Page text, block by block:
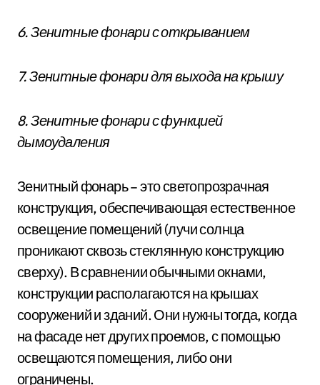
6. Зенитные фонари с открыванием
7. Зенитные фонари для выхода на крышу
8. Зенитные фонари с функцией
дымоудаления
Зенитный фонарь – это светопрозрачная
конструкция, обеспечивающая естественное
освещение помещений (лучи солнца
проникают сквозь стеклянную конструкцию
сверху). В сравнении обычными окнами,
конструкции располагаются на крышах
сооружений и зданий. Они нужны тогда, когда
на фасаде нет других проемов, с помощью
освещаются помещения, либо они
ограничены.